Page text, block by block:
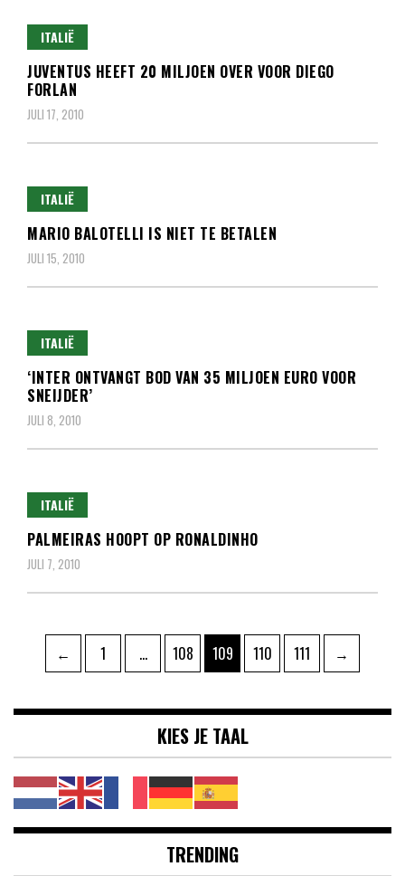
ITALIË
JUVENTUS HEEFT 20 MILJOEN OVER VOOR DIEGO
FORLAN
JULI 17, 2010
ITALIË
MARIO BALOTELLI IS NIET TE BETALEN
JULI 15, 2010
ITALIË
‘INTER ONTVANGT BOD VAN 35 MILJOEN EURO VOOR
SNEIJDER’
JULI 8, 2010
ITALIË
PALMEIRAS HOOPT OP RONALDINHO
JULI 7, 2010
Berichten
paginering
← Pagina
1 … Pagina
108 Pagina
109 Pagina
110 Pagina
111 →
KIES JE TAAL
TRENDING